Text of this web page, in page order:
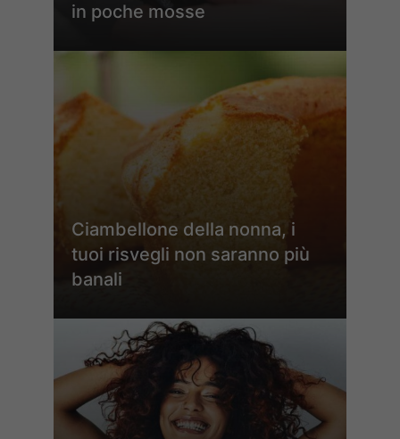
in poche mosse
Ciambellone della nonna, i
tuoi risvegli non saranno più
banali